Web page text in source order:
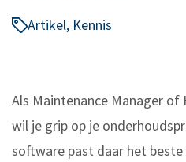
Artikel, Kennis
Als Maintenance Manager
wil je grip op je
software past daar het beste